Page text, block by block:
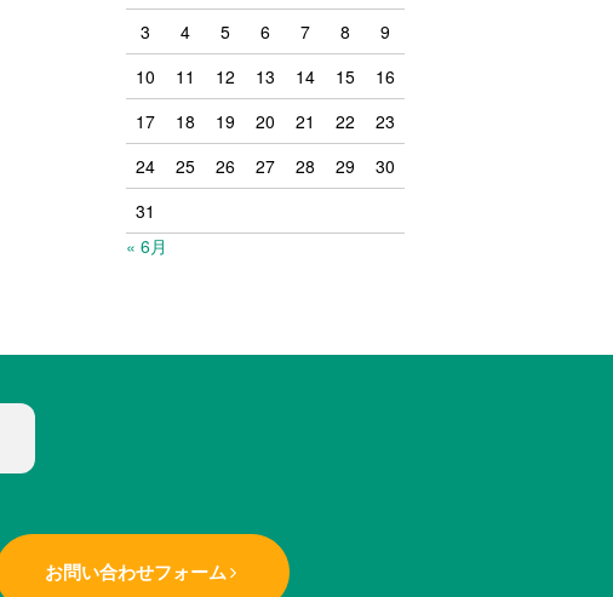
3
4 5 6 7 8
9
10
11 12 13 14 15
16
17
18 19 20 21 22
23
24
25 26 27 28 29
30
31
« 6月
お問い合わせフォーム